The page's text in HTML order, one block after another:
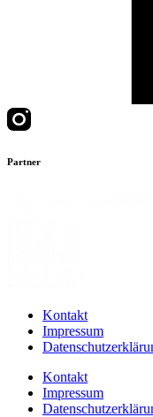
Partner
Kontakt
Impressum
Kontakt
Impressum